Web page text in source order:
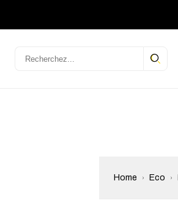
Home Eco